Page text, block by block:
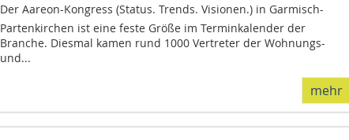
Der Aareon-Kongress (Status. Trends. Visionen.) in Garmisch-
Partenkirchen ist eine feste Größe im Terminkalender der
Branche. Diesmal kamen rund 1000 Vertreter der Wohnungs-
und...
mehr